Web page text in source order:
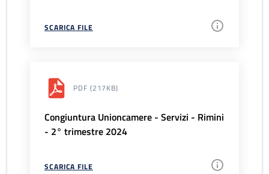
SCARICA FILE
PDF (217KB)
Congiuntura Unioncamere - Servizi - Rimini
- 2° trimestre 2024
SCARICA FILE